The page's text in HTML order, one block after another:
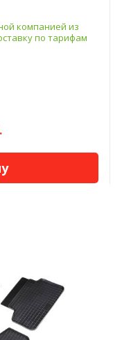
компанией из
по тарифам